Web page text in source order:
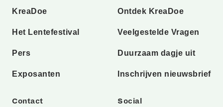
KreaDoe
Het Lentefestival
Pers
Exposanten
Ontdek KreaDoe
Veelgestelde Vragen
Duurzaam dagje uit
Inschrijven nieuwsbrief
Contact Social